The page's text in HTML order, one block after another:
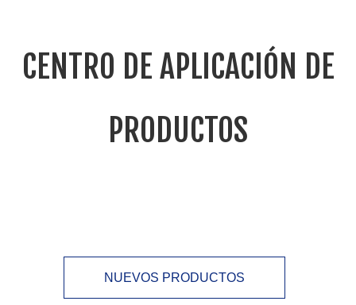
Usted está aquí: Hogar » Productos
CENTRO DE APLICACIÓN DE
PRODUCTOS
NUEVOS PRODUCTOS